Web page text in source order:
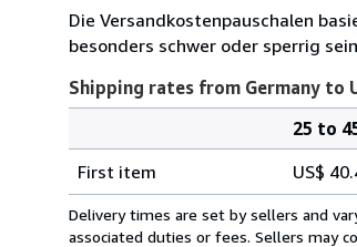
Die Versandkostenpauschalen
besonders schwer oder sperrig
Shipping rates from Germany to
rates
from
Germany
25 to
First item
US$
Delivery times are set by sellers and
associated duties or fees. Sellers may